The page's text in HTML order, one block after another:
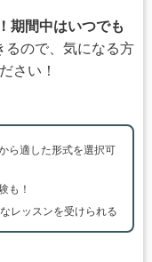
期間中はいつでも
るので、気になる方
さい！
ら適した形式を選択可
も！
レッスンを受けられる